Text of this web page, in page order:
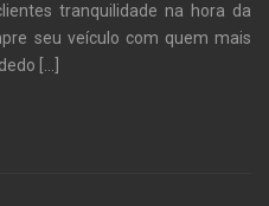
tranquilidade na hora da
seu veículo com quem mais